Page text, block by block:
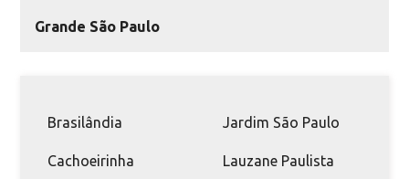
Grande São Paulo
Brasilândia
Cachoeirinha
Jardim São Paulo
Lauzane Paulista